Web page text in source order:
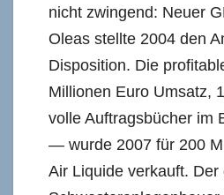
nicht zwingend: Neuer
Oleas stellte 2004 den
Disposition. Die
Millionen Euro Umsatz,
volle Auftragsbücher im
— wurde 2007 für 200
Air Liquide verkauft. Der